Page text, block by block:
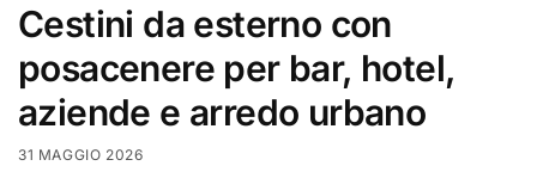
Cestini da esterno con
posacenere per bar, hotel,
aziende e arredo urbano
31 MAGGIO 2026